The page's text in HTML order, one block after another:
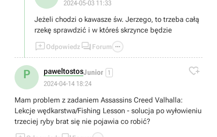
2024-05-03 11:33
Jeżeli chodzi o kawasze św. Jerzego, to trzeba całą
rzekę sprawdzić i w któreś skrzynce będzie
Odpowiedz  Forum 
P paweltostosJunior 1
2024-04-14 18:24

Mam problem z zadaniem Assassins Creed Valhalla:
Lekcje wędkarstwa/Fishing Lesson - solucja po wyłowieniu
trzeciej ryby brat się nie pojawia co robić?